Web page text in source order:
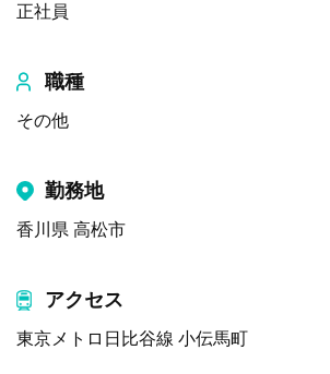
正社員
職種
その他
勤務地
香川県 高松市
アクセス
東京メトロ日比谷線 小伝馬町